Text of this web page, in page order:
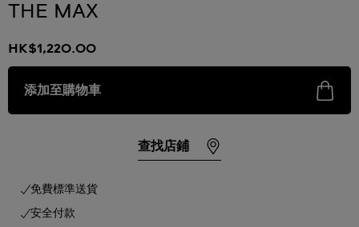
THE MAX
HK$1,220.00
添加至購物車
查找店鋪
免費標準送貨
安全付款